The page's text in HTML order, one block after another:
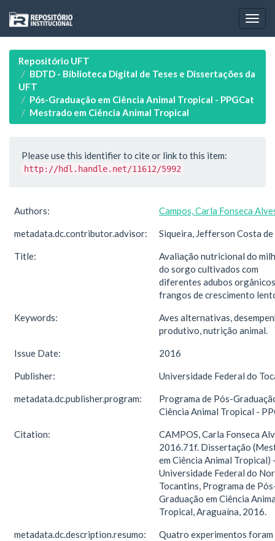
navigation
Repositório UFT
BDTD - Biblioteca Digital de Teses e Dissertações da
UFT
Pós-Graduação em Ciência Animal Tropical - PPGCat
Mestrado em Ciência Animal Tropical
Please use this identifier to cite or link to this item:
http://hdl.handle.net/11612/5992
Authors: Campos, Carla Fonseca
metadata.dc.contributor.advisor: Siqueira, Jefferson Costa de
Title:
Avaliação nutricional do
do sorgo cultivados com
diferentes adubos
frangos de crescimento
Keywords:
Aves alternativas,
produtivo, nutrição animal.
Issue Date: 2016
Publisher: Universidade Federal do
metadata.dc.publisher.program:
Programa de Pós-
Ciência Animal Tropical -
Citation:
CAMPOS, Carla Fonseca
2016.71f. Dissertação
em Ciência Animal Tropical)
Universidade Federal do
Tocantins, Programa de
Graduação em Ciência
Tropical, Araguaína, 2016.
metadata.dc.description.resumo:
Quatro experimentos foram